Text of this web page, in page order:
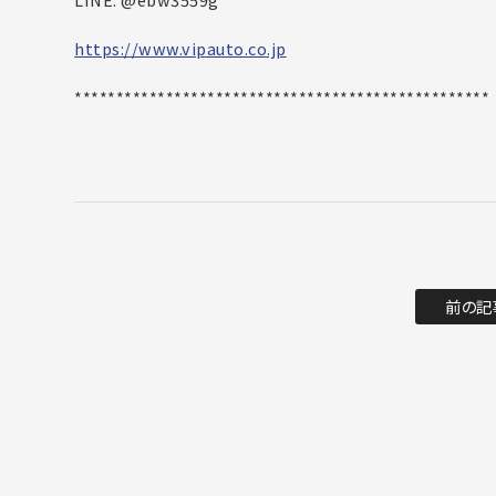
https://www.vipauto.co.jp
**************************************************
前の